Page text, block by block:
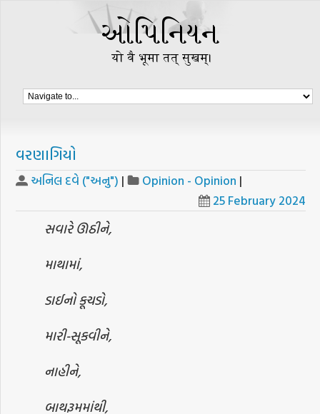
વરણાગિયો
અનિલ દવે ("અનુ") | Opinion - Opinion |
25 February 2024
સવારે ઊઠીને,
માથામાં,
ડાઈનો કૂચડો,
મારી-સૂકવીને,
નાહીને,
બાથરૂમમાંથી,